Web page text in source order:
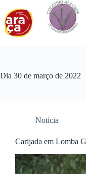
para
conteúdo
Dia 30 de março de 2022
Notícia
Carijada em Lomba